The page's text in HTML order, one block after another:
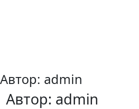
Автор: admin
Автор: admin